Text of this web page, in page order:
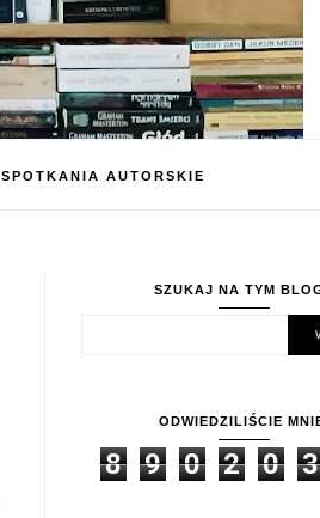
SPOTKANIA AUTORSKIE
SZUKAJ NA TYM
ODWIEDZILIŚCIE
8 9 0 2 0 3